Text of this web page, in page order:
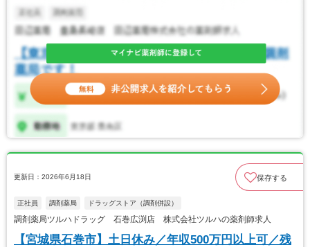
更新日：2026年6月18日 保存する
正社員 調剤薬局 ドラッグストア（調剤併設）
調剤薬局ツルハドラッグ 石巻広渕店 株式会社ツルハの薬剤師求人
【宮城県石巻市】土日休み／年収500万円以上可／残